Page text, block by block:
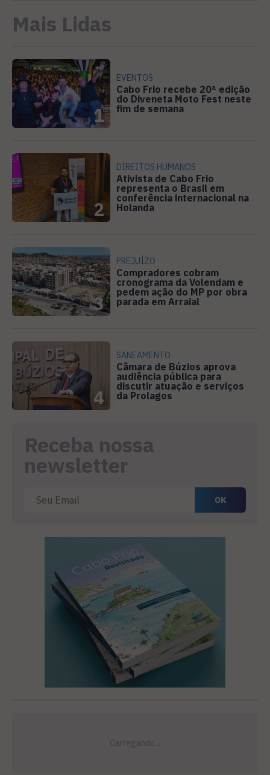
Mais Lidas
1
EVENTOS
Cabo Frio recebe 20ª edição
do Diveneta Moto Fest neste
fim de semana
2
DIREITOS HUMANOS
Ativista de Cabo Frio
representa o Brasil em
conferência internacional na
Holanda
3
PREJUÍZO
Compradores cobram
cronograma da Volendam e
pedem ação do MP por obra
parada em Arraial
4
SANEAMENTO
Câmara de Búzios aprova
audiência pública para
discutir atuação e serviços
da Prolagos
Receba nossa
newsletter